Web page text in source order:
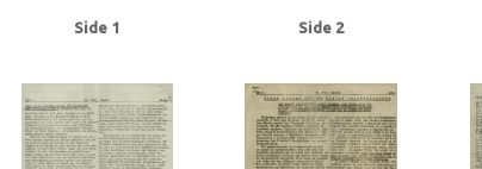
Eiben, von, kriminalbetjent
Eisenhower, Dwight D. Engberg, Aksel,
Esmanoff, Gerda, danser
Ewald, Lissen, maler F Finderup, Jens Erik,
Folmann, kriminalbetjent
Fords Fabrikker, Sydhavnen Forup, Erik,
Side 1 Side 2